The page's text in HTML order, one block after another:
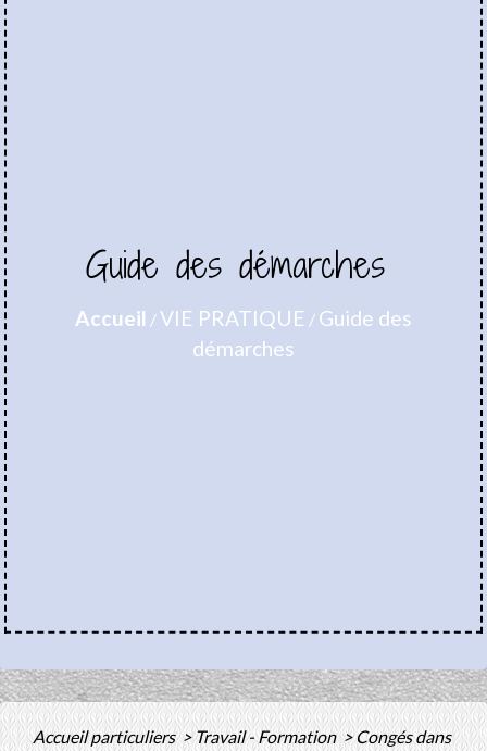
Guide des démarches
Accueil /VIE PRATIQUE / Guide des
démarches
Accueil particuliers>Travail - Formation > Congés dans